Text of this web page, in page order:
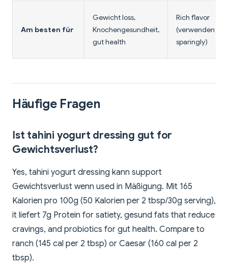
Am besten für
Gewicht loss,
Knochengesundheit,
gut health
Rich flavor
(verwenden
sparingly)
Häufige Fragen
Ist tahini yogurt dressing gut for
Gewichtsverlust?
Yes, tahini yogurt dressing kann support
Gewichtsverlust wenn used in Mäßigung. Mit 165
Kalorien pro 100g (50 Kalorien per 2 tbsp/30g serving),
it liefert 7g Protein for satiety, gesund fats that reduce
cravings, and probiotics for gut health. Compare to
ranch (145 cal per 2 tbsp) or Caesar (160 cal per 2
tbsp).